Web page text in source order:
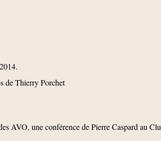
de Thierry Porchet
AVO, une conférence de Pierre Caspard au